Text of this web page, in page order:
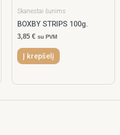
Skanėstai šunims
BOXBY STRIPS 100g.
3,85 € su PVM
Į krepšelį